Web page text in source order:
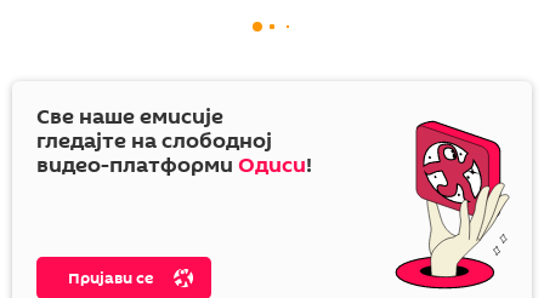
Све наше емисије
гледајте на слободној
видео-платформи Одиси!
Пријави се